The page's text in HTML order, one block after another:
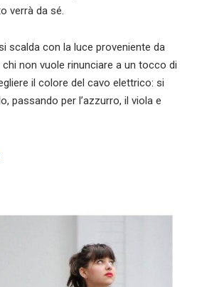
verrà da sé.
scalda con la luce proveniente da
chi non vuole rinunciare a un tocco di
il colore del cavo elettrico: si
passando per l’azzurro, il viola e